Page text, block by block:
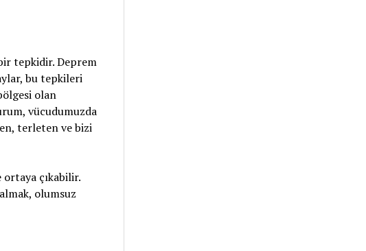
tepkidir. Deprem
bu tepkileri
olan
vücudumuzda
terleten ve bizi
çıkabilir.
olumsuz